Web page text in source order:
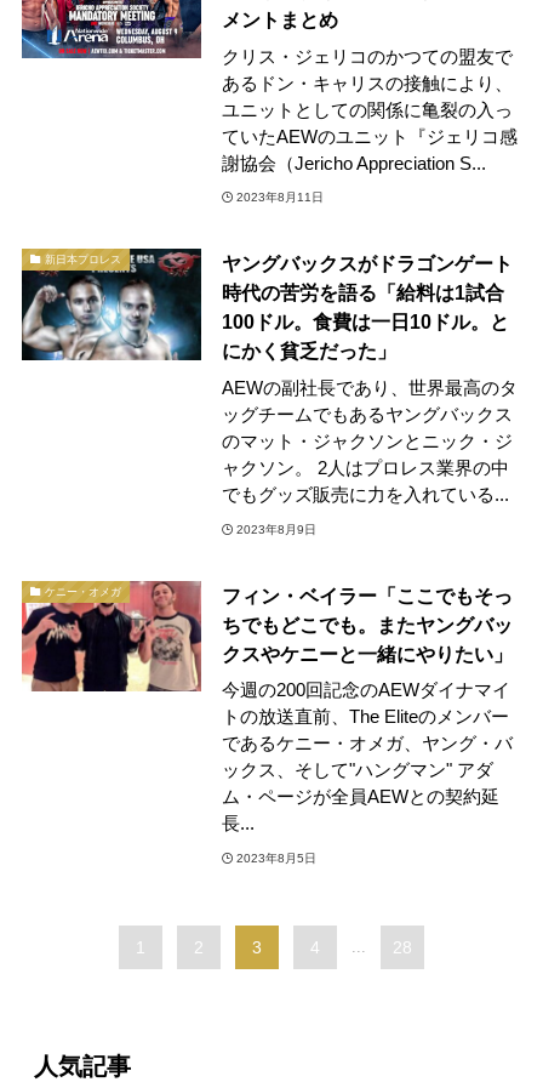
メントまとめ
クリス・ジェリコのかつての盟友で
あるドン・キャリスの接触により、
ユニットとしての関係に亀裂の入っ
ていたAEWのユニット『ジェリコ感
謝協会（Jericho Appreciation S...
2023年8月11日
新日本プロレス
ヤングバックスがドラゴンゲート
時代の苦労を語る「給料は1試合
100ドル。食費は一日10ドル。と
にかく貧乏だった」
AEWの副社長であり、世界最高のタ
ッグチームでもあるヤングバックス
のマット・ジャクソンとニック・ジ
ャクソン。 2人はプロレス業界の中
でもグッズ販売に力を入れている...
2023年8月9日
ケニー・オメガ
フィン・ベイラー「ここでもそっ
ちでもどこでも。またヤングバッ
クスやケニーと一緒にやりたい」
今週の200回記念のAEWダイナマイ
トの放送直前、The Eliteのメンバー
であるケニー・オメガ、ヤング・バ
ックス、そして"ハングマン" アダ
ム・ページが全員AEWとの契約延
長...
2023年8月5日
1 2 3 4 28
人気記事